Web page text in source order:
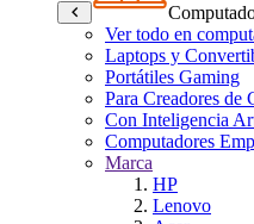
Ver todo en
Laptops y
Portátiles Gaming
Para Creadores de
Con Inteligencia
Computadores
Marca
HP
Lenovo